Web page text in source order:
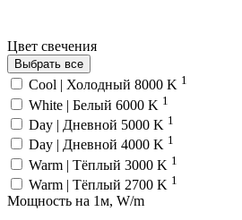
Цвет свечения
Выбрать все
Cool | Холодный 8000 K 1
White | Белый 6000 K 1
Day | Дневной 5000 K 1
Day | Дневной 4000 K 1
Warm | Тёплый 3000 K 1
Warm | Тёплый 2700 K 1
Мощность на 1м, W/m